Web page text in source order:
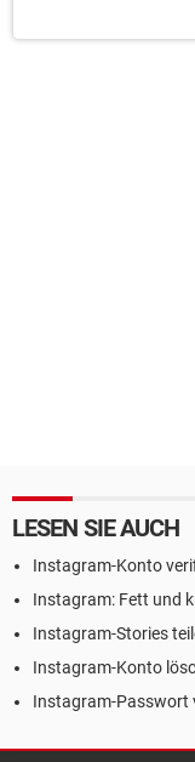
LESEN SIE AUCH
Instagram-Konto
Instagram: Fett und
Instagram-Stories
Instagram-Konto
Instagram-Passwort